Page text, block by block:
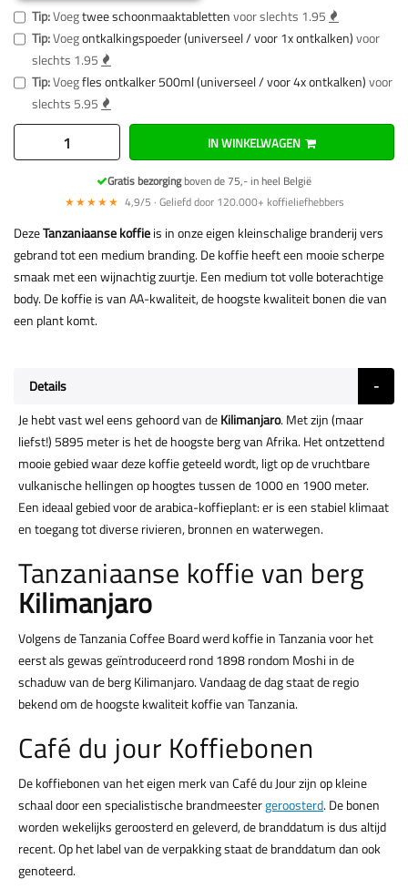
Tip:Voegtwee schoonmaaktablettenvoor slechts 1.95
Tip:Voegontkalkingspoeder (universeel / voor 1x ontkalken)voor
slechts 1.95
Tip:Voegfles ontkalker 500ml (universeel / voor 4x ontkalken)voor
slechts 5.95
IN WINKELWAGEN
Gratis bezorgingboven de 75,- in heel België
★★★★★ 4,9/5 · Geliefd door 120.000+ koffieliefhebbers
DezeTanzaniaanse koffieis in onze eigen kleinschalige branderij vers
gebrand tot een medium branding. De koffie heeft een mooie scherpe
smaak met een wijnachtig zuurtje. Een medium tot volle boterachtige
body. De koffie is van AA-kwaliteit, de hoogste kwaliteit bonen die van
een plant komt.
Details
Je hebt vast wel eens gehoord van deKilimanjaro. Met zijn (maar
liefst!) 5895 meter is het de hoogste berg van Afrika. Het ontzettend
mooie gebied waar deze koffie geteeld wordt, ligt op de vruchtbare
vulkanische hellingen op hoogtes tussen de 1000 en 1900 meter.
Een ideaal gebied voor de arabica-koffieplant: er is een stabiel klimaat
en toegang tot diverse rivieren, bronnen en waterwegen.
Tanzaniaanse koffie van berg
Kilimanjaro
Volgens de Tanzania Coffee Board werd koffie in Tanzania voor het
eerst als gewas geïntroduceerd rond 1898 rondom Moshi in de
schaduw van de berg Kilimanjaro. Vandaag de dag staat de regio
bekend om de hoogste kwaliteit koffie van Tanzania.
Café du jour Koffiebonen
De koffiebonen van het eigen merk van Café du Jour zijn op kleine
schaal door een specialistische brandmeestergeroosterd. De bonen
worden wekelijks geroosterd en geleverd, de branddatum is dus altijd
recent. Op het label van de verpakking staat de branddatum dan ook
genoteerd.